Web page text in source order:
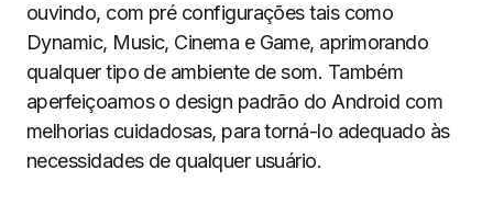
ouvindo, com pré configurações tais como
Dynamic, Music, Cinema e Game, aprimorando
qualquer tipo de ambiente de som. Também
aperfeiçoamos o design padrão do Android com
melhorias cuidadosas, para torná-lo adequado às
necessidades de qualquer usuário.